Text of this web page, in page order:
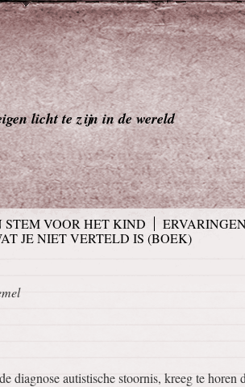
licht te zijn in de wereld
STEM VOOR HET KIND
JE NIET VERTELD IS (BOEK)
diagnose autistische stoornis, kreeg te horen